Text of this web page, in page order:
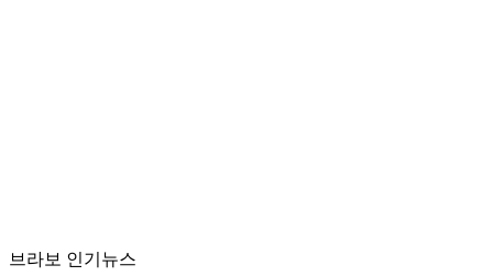
브라보 인기뉴스